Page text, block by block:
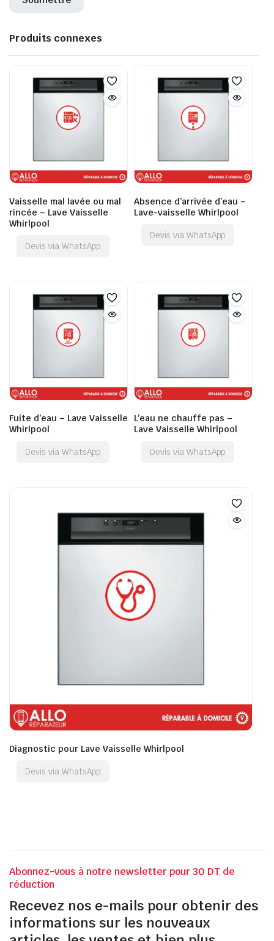
Produits connexes
Vaisselle mal lavée ou mal
rincée – Lave Vaisselle
Whirlpool
Devis via WhatsApp
Absence d’arrivée d’eau –
Lave-vaisselle Whirlpool
Devis via WhatsApp
Fuite d’eau – Lave Vaisselle
Whirlpool
Devis via WhatsApp
L’eau ne chauffe pas –
Lave Vaisselle Whirlpool
Devis via WhatsApp
Diagnostic pour Lave Vaisselle Whirlpool
Devis via WhatsApp
Abonnez-vous à notre newsletter pour 30 DT de
réduction
Recevez nos e-mails pour obtenir des
informations sur les nouveaux